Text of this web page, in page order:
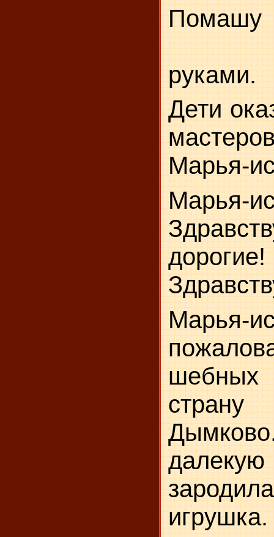
руками.
Дети
Марья-
Марья-
Марья-
шебных
игрушка.